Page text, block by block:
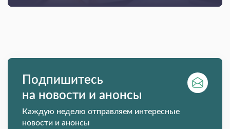
Подпишитесь
на новости и анонсы
Каждую неделю отправляем интересные
новости и анонсы